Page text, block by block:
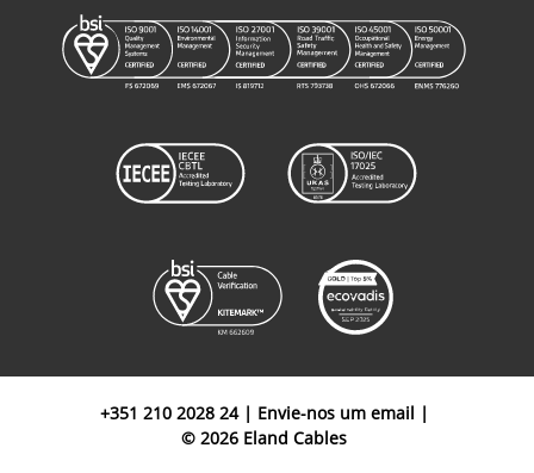
+351 210 2028 24| Envie-nos um email |
© 2026 Eland Cables